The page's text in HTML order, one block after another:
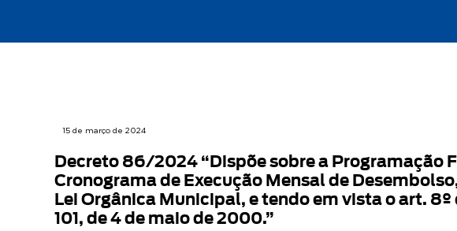
15 de março de 2024
Decreto 86/2024 “Dispõe sobre a Programação
Cronograma de Execução Mensal de
Lei Orgânica Municipal, e tendo em vista o art.
101, de 4 de maio de 2000.”